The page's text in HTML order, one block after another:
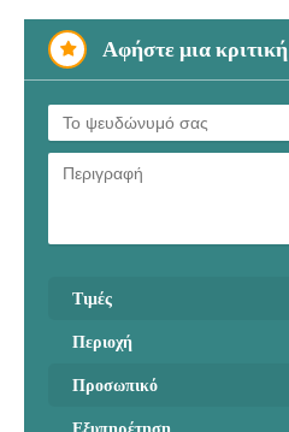
Αφήστε μια κριτική
Τιμές
Περιοχή
Προσωπικό
Εξυπηρέτηση